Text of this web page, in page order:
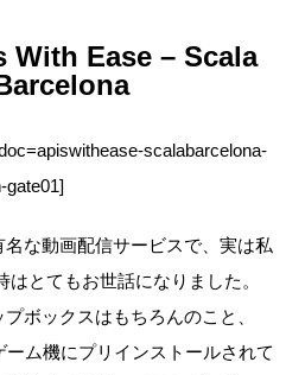
With Ease – Scala
scalabarcelona-
gate01]
な動画配信サービスで、実は私
とてもお世話になりました。
ボックスはもちろんのこと、
ム機にプリインストールされて